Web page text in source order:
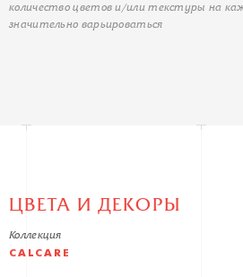
количество цветов и/или текстуры на
значительно варьироваться
ЦВЕТА И ДЕКОРЫ
Коллекция
CALCARE